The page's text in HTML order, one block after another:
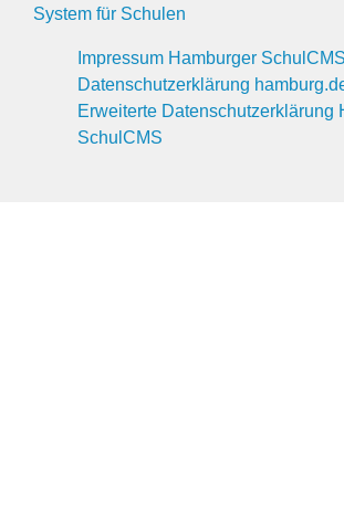
System für Schulen
Impressum Hamburger SchulCMS
Datenschutzerklärung
Erweiterte Datenschutzerklärung
SchulCMS